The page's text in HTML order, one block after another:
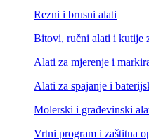
Rezni i brusni alati
Bitovi, ručni alati i kutije
Alati za mjerenje i
Alati za spajanje i
Molerski i građevinski
Vrtni program i zaštitna